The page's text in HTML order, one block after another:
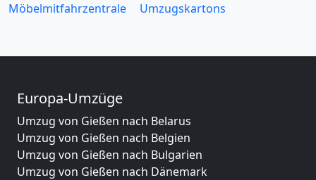
Möbelmitfahrzentrale
Umzugskartons
Europa-Umzüge
Umzug von Gießen nach Belarus
Umzug von Gießen nach Belgien
Umzug von Gießen nach Bulgarien
Umzug von Gießen nach Dänemark